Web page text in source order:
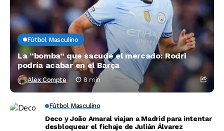
Fútbol Masculino
La “bomba” que sacude el mercado: Rodri
podría acabar en el Barça
Alex Compte 8 min
Fútbol Masculino
Deco y João Amaral viajan a Madrid para intentar
desbloquear el fichaje de Julián Álvarez